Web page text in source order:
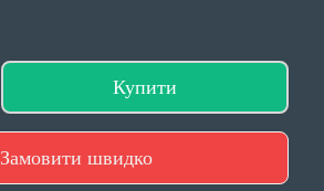
Купити
Замовити швидко